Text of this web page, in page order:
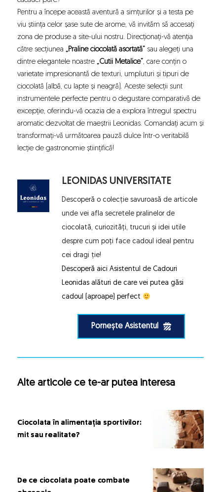
Pentru a începe această aventură a simțurilor și a testa pe
viu știința celor șase sute de arome, vă invităm să accesați
zona de produse a site-ului nostru. Direcționați-vă atenția
către secțiunea „Praline ciocolată asortată”
sau alegeți una
dintre elegantele noastre „Cutii Metalice” , care conțin o
varietate impresionantă de texturi, umpluturi și tipuri de
ciocolată (albă, cu lapte și neagră). Aceste selecții sunt
instrumentele perfecte pentru o degustare comparativă de
excepție, oferindu-vă ocazia de a explora întregul spectru
aromatic dezvoltat de maeștrii Leonidas. Comandați acum și
transformați-vă următoarea pauză dulce într-o veritabilă
lecție de gastronomie științifică!
LEONIDAS UNIVERSITATE
Descoperă o colecție savuroasă de articole
unde vei afla secretele pralinelor de
ciocolată, curiozități, trucuri și idei utile
despre cum poți face cadoul ideal pentru
cei dragi ție!
Descoperă aici Asistentul de Cadouri
Leonidas alături de care vei putea găsi
cadoul (aproape) perfect
Pornește Asistentul
Alte articole ce te-ar putea interesa
Ciocolata în alimentația sportivilor:
mit sau realitate?
De ce ciocolata poate combate